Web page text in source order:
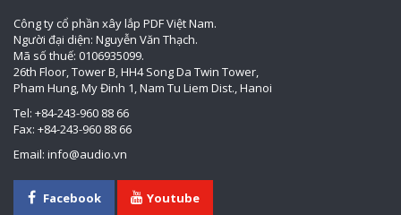
Công ty cổ phần xây lắp PDF Việt Nam.
Người đại diện: Nguyễn Văn Thạch.
Mã số thuế: 0106935099.
26th Floor, Tower B, HH4 Song Da Twin Tower,
Pham Hung, My Đinh 1, Nam Tu Liem Dist., Hanoi
Tel: +84-243-960 88 66
Fax: +84-243-960 88 66
Email: info@audio.vn
Facebook Youtube